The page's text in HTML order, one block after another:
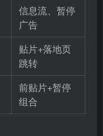
信息流、暂停
广告
贴片+落地页
跳转
前贴片+暂停
组合